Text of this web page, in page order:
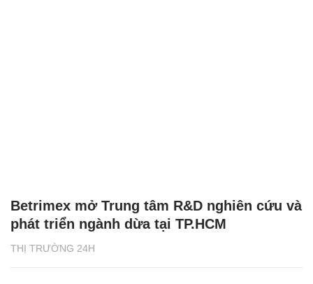
THỊ TRƯỜNG 24H
Betrimex mở Trung tâm R&D nghiên cứu và
phát triển ngành dừa tại TP.HCM